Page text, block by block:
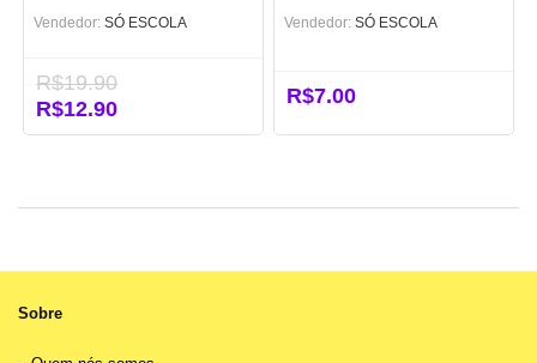
Vendedor: SÓ ESCOLA
R$19.90
O
preço
R$19.90.
R$12.90O
preço
R$12.90.
Vendedor: SÓ ESCOLA
R$7.00
Sobre